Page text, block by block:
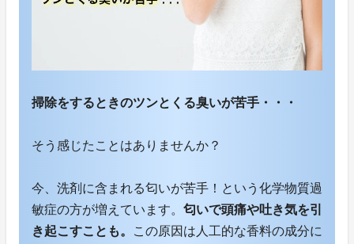
掃除をするときのツンとくる臭いが苦手・・・
そう感じたことはありませんか？
今、洗剤に含まれる匂いが苦手！という化学物質過
敏症の方が増えています。 匂いで頭痛や吐き気を引
き起こすことも。
この原因は人工的な香料の成分に